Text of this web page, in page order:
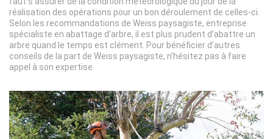
réalisation des opérations pour un bon déroulement de celles-ci.
Selon les recommandations de Weiss paysagiste, entreprise
spécialiste en abattage d’arbre, il est plus prudent d’abattre un
arbre quand le temps est clément. Pour bénéficier d’autres
conseils de la part de Weiss paysagiste, n’hésitez pas à faire
appel à son expertise.